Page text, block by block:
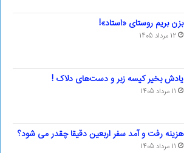
بزن بریم روستای «استاد»!
12 مرداد 1405
یادش بخیر کیسه‌ زبر و دست‌های دلاک !
11 مرداد 1405
هزینه رفت و آمد سفر اربعین دقیقا چقدر می شود؟
11 مرداد 1405